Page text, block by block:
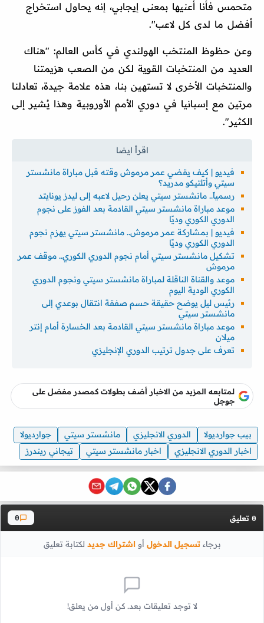
متحمس فأنا أعنيها بمعنى إيجابي، إنه يحاول استخراج
أفضل ما لدى كل لاعب".
وعن حظوظ المنتخب الهولندي في كأس العالم: "هناك
العديد من المنتخبات القوية لكن من الصعب هزيمتنا
والمنتخبات الأخرى لا تستهين بنا، هذه علامة جيدة، تعادلنا
مرتين مع إسبانيا في دوري الأمم الأوروبية وهذا يُشير إلى
الكثير".
فيديو | كيف يقضي عمر مرموش وقته قبل مباراة مانشستر
سيتي وأتلتيكو مدريد؟
رسمياً.. مانشستر سيتي يعلن رحيل لاعبه إلى ليدز يونايتد
موعد مباراة مانشستر سيتي القادمة بعد الفوز على نجوم
الدوري الكوري وديًا
فيديو | بمشاركة عمر مرموش.. مانشستر سيتي يهزم نجوم
الدوري الكوري وديًا
تشكيل مانشستر سيتي أمام نجوم الدوري الكوري.. موقف عمر
مرموش
موعد والقناة الناقلة لمباراة مانشستر سيتي ونجوم الدوري
الكوري الودية اليوم
رئيس ليل يوضح حقيقة حسم صفقة انتقال بوعدي إلى
مانشستر سيتي
موعد مباراة مانشستر سيتي القادمة بعد الخسارة أمام إنتر
ميلان
تعرف على جدول ترتيب الدوري الإنجليزي
لمتابعه المزيد من الاخبار أضف بطولات كمصدر مفضل على
جوجل
بيب جوارديولا الدوري الانجليزي مانشستر سيتي
جوارديولا
اخبار الدوري الانجليزي
اخبار مانشستر سيتي تيجاني ريندرز
0 تعليق 0
برجاءتسجيل الدخول أواشتراك جديد لكتابة تعليق
لا توجد تعليقات بعد. كن أول من يعلق!